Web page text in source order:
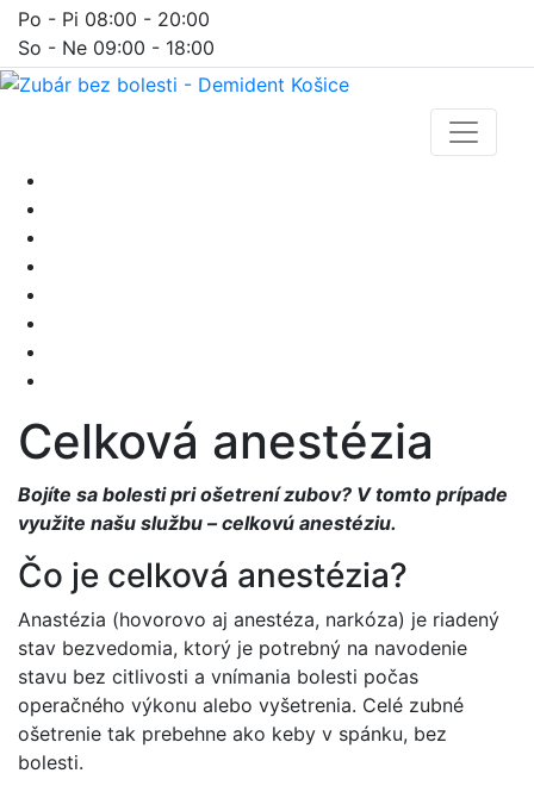
Po - Pi 08:00 - 20:00
So - Ne 09:00 - 18:00
Celková anestézia
Bojíte sa bolesti pri ošetrení zubov? V tomto prípade
využite našu službu – celkovú anestéziu.
Čo je celková anestézia?
Anastézia (hovorovo aj anestéza, narkóza) je riadený
stav bezvedomia, ktorý je potrebný na navodenie
stavu bez citlivosti a vnímania bolesti počas
operačného výkonu alebo vyšetrenia. Celé zubné
ošetrenie tak prebehne ako keby v spánku, bez
bolesti.